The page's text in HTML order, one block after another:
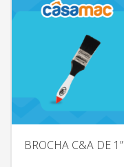
BROCHA C&A DE 1”